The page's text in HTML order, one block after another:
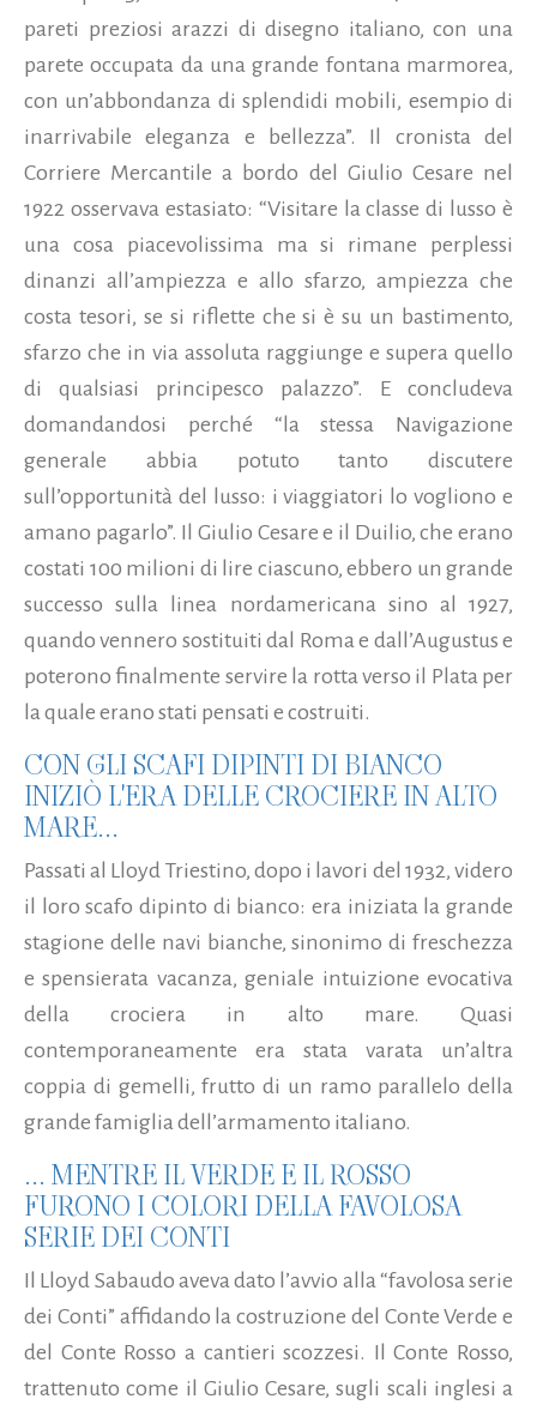
pareti preziosi arazzi di disegno italiano, con una
parete occupata da una grande fontana marmorea,
con un’abbondanza di splendidi mobili, esempio di
inarrivabile eleganza e bellezza”. Il cronista del
Corriere Mercantile a bordo del Giulio Cesare nel
1922 osservava estasiato: “Visitare la classe di lusso è
una cosa piacevolissima ma si rimane perplessi
dinanzi all’ampiezza e allo sfarzo, ampiezza che
costa tesori, se si riflette che si è su un bastimento,
sfarzo che in via assoluta raggiunge e supera quello
di qualsiasi principesco palazzo”. E concludeva
domandandosi perché “la stessa Navigazione
generale abbia potuto tanto discutere
sull’opportunità del lusso: i viaggiatori lo vogliono e
amano pagarlo”. Il Giulio Cesare e il Duilio, che erano
costati 100 milioni di lire ciascuno, ebbero un grande
successo sulla linea nordamericana sino al 1927,
quando vennero sostituiti dal Roma e dall’Augustus e
poterono finalmente servire la rotta verso il Plata per
la quale erano stati pensati e costruiti.
CON GLI SCAFI DIPINTI DI BIANCO
INIZIÒ L'ERA DELLE CROCIERE IN ALTO
MARE...
Passati al Lloyd Triestino, dopo i lavori del 1932, videro
il loro scafo dipinto di bianco: era iniziata la grande
stagione delle navi bianche, sinonimo di freschezza
e spensierata vacanza, geniale intuizione evocativa
della crociera in alto mare. Quasi
contemporaneamente era stata varata un’altra
coppia di gemelli, frutto di un ramo parallelo della
grande famiglia dell’armamento italiano.
... MENTRE IL VERDE E IL ROSSO
FURONO I COLORI DELLA FAVOLOSA
SERIE DEI CONTI
Il Lloyd Sabaudo aveva dato l’avvio alla “favolosa serie
dei Conti” affidando la costruzione del Conte Verde e
del Conte Rosso a cantieri scozzesi. Il Conte Rosso,
trattenuto come il Giulio Cesare, sugli scali inglesi a